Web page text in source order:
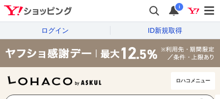
i
ログイン ID新規取得
ロハコメニュー